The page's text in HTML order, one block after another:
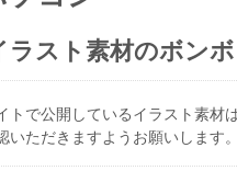
ラスト素材のボン
トで公開しているイラスト素材
いただきますようお願いします。